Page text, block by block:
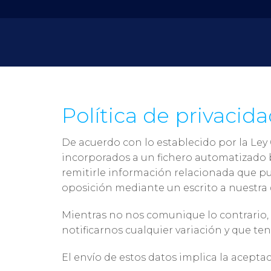
Política de
De acuerdo con lo establecido por la
incorporados a un fichero automatizado
remitirle información relacionada que
oposición mediante un escrito a nuestra
Mientras no nos comunique lo
notificarnos cualquier variación y que
El envío de estos datos implica la